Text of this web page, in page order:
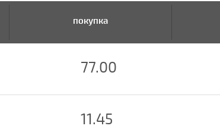
покупка
77.00
11.45